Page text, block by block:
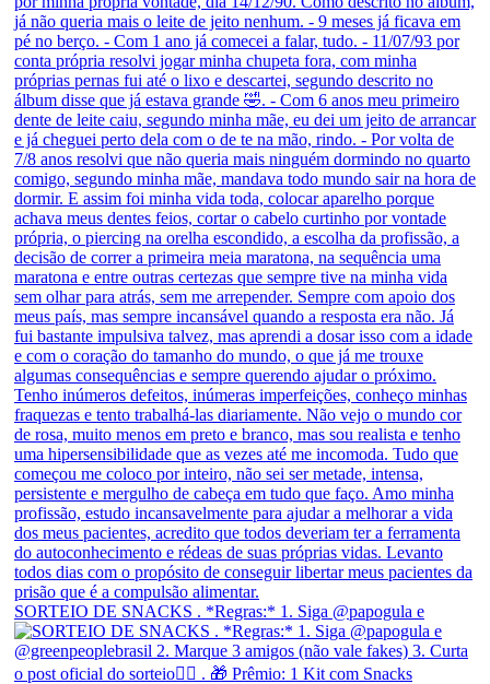
SORTEIO DE SNACKS . *Regras:* 1. Siga @papogula e